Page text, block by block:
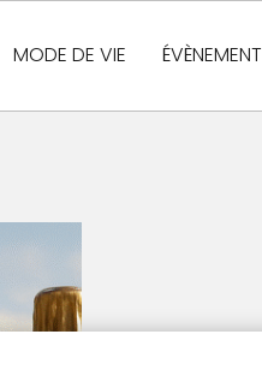
MODE DE VIE ÉVÈNEMENT